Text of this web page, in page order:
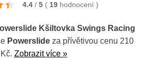
4.4 / 5 ( 19 hodnocení )
Kšiltovka Swings Racing
Powerslideza přívětivou cenu 210
Kč. Zobrazit více »